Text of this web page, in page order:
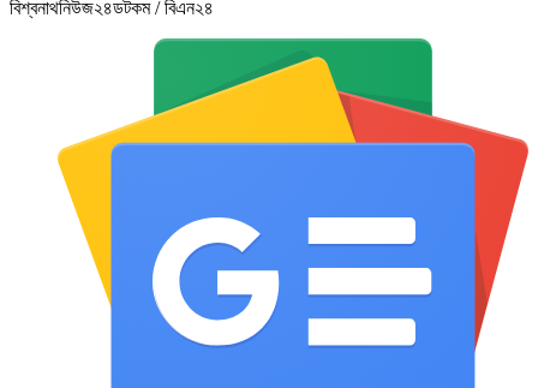
বিশ্বনাথনিউজ২৪ডটকম / বিএন২৪